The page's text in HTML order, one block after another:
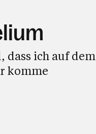
dass ich auf dem
komme